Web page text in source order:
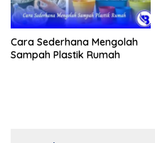
Cara Sederhana Mengolah
Sampah Plastik Rumah